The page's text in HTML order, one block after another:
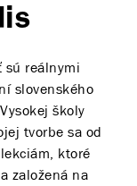
sú reálnymi
slovenského
školy
tvorbe sa od
ktoré
založená na